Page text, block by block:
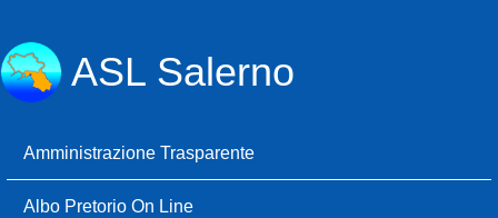
ASL Salerno
Amministrazione Trasparente
Albo Pretorio On Line